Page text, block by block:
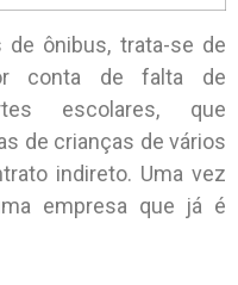
de ônibus, trata-se de
conta de falta de
escolares, que
de crianças de vários
indireto. Uma vez
empresa que já é